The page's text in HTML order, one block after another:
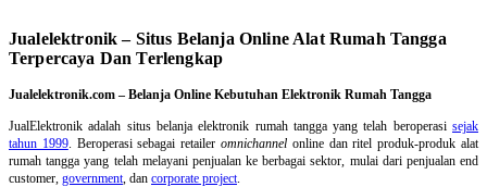
Jualelektronik – Situs Belanja Online Alat Rumah Tangga
Terpercaya Dan Terlengkap
Jualelektronik.com – Belanja Online Kebutuhan Elektronik Rumah Tangga
JualElektronik adalah situs belanja elektronik rumah tanggayang telah beroperasisejak
tahun 1999. Beroperasi sebagai retaileromnichannel online dan ritel produk-produk alat
rumah tangga yang telah melayani penjualan ke berbagai sektor, mulai dari penjualan end
customer, government , dan corporate project